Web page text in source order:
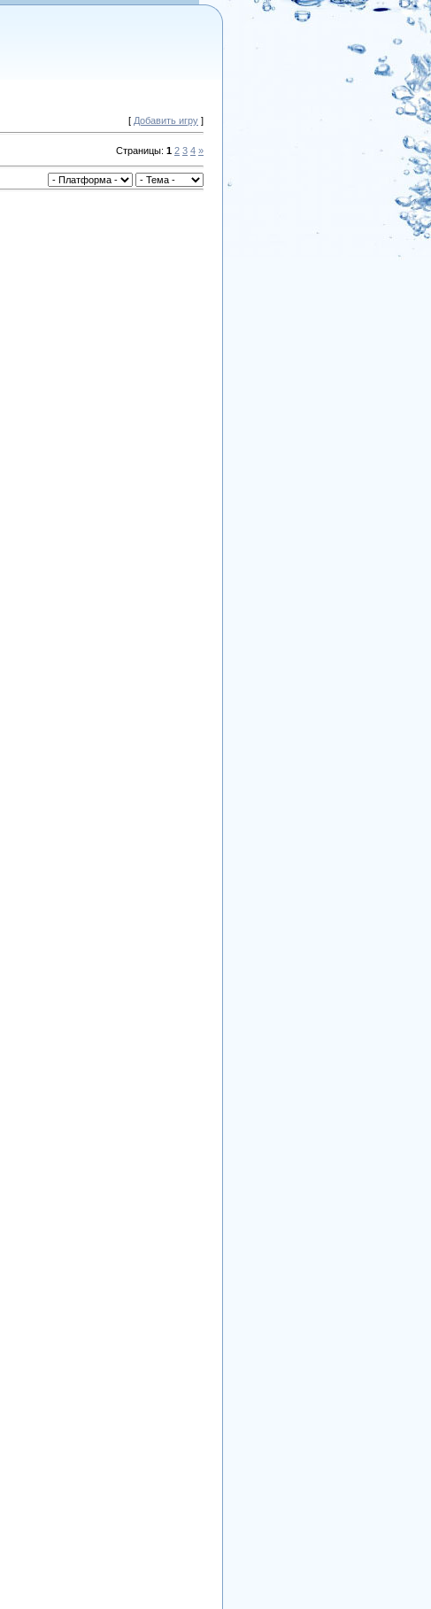
[ Добавить игру ]
Страницы: 1 2 3 4 »